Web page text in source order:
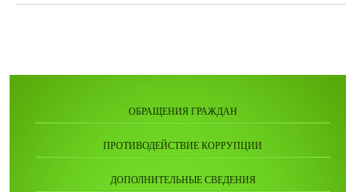
ОБРАЩЕНИЯ ГРАЖДАН
ПРОТИВОДЕЙСТВИЕ КОРРУПЦИИ
ДОПОЛНИТЕЛЬНЫЕ СВЕДЕНИЯ